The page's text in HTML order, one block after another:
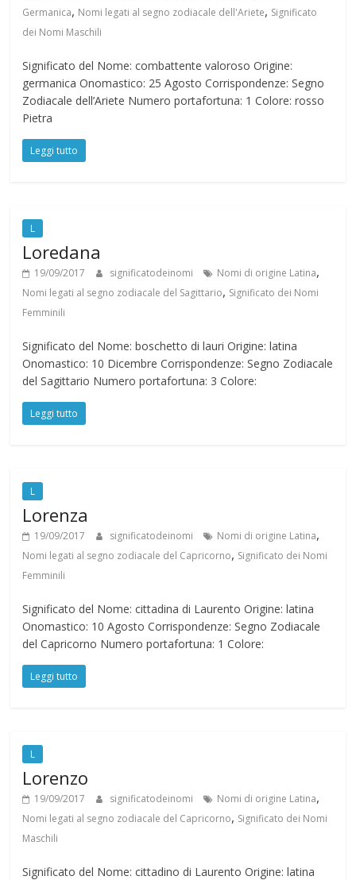
Germanica, Nomi legati al segno zodiacale dell'Ariete, Significato
dei Nomi Maschili
Significato del Nome: combattente valoroso Origine:
germanica Onomastico: 25 Agosto Corrispondenze: Segno
Zodiacale dell’Ariete Numero portafortuna: 1 Colore: rosso
Pietra
Leggi tutto
L
Loredana
19/09/2017 significatodeinomi Nomi di origine Latina,
Nomi legati al segno zodiacale del Sagittario, Significato dei Nomi
Femminili
Significato del Nome: boschetto di lauri Origine: latina
Onomastico: 10 Dicembre Corrispondenze: Segno Zodiacale
del Sagittario Numero portafortuna: 3 Colore:
Leggi tutto
L
Lorenza
19/09/2017 significatodeinomi Nomi di origine Latina,
Nomi legati al segno zodiacale del Capricorno, Significato dei Nomi
Femminili
Significato del Nome: cittadina di Laurento Origine: latina
Onomastico: 10 Agosto Corrispondenze: Segno Zodiacale
del Capricorno Numero portafortuna: 1 Colore:
Leggi tutto
L
Lorenzo
19/09/2017 significatodeinomi Nomi di origine Latina,
Nomi legati al segno zodiacale del Capricorno, Significato dei Nomi
Maschili
Significato del Nome: cittadino di Laurento Origine: latina